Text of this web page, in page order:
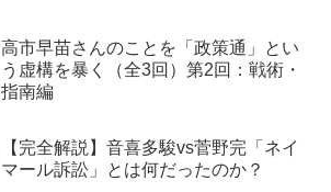
高市早苗さんのことを「政策通」とい
う虚構を暴く（全3回）第2回：戦術・
指南編
【完全解説】音喜多駿vs菅野完「ネイ
マール訴訟」とは何だったのか？